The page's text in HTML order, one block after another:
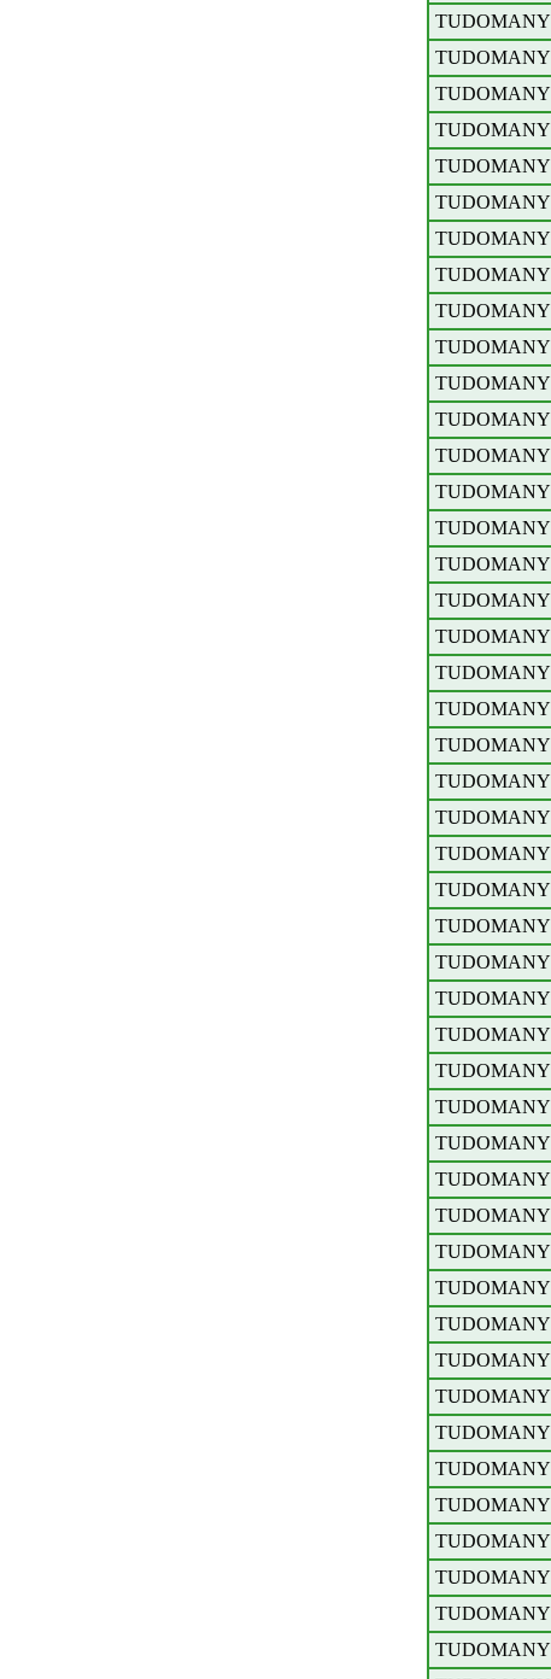
TUDOMANY
TUDOMANY
TUDOMANY
TUDOMANY
TUDOMANY
TUDOMANY
TUDOMANY
TUDOMANY
TUDOMANY
TUDOMANY
TUDOMANY
TUDOMANY
TUDOMANY
TUDOMANY
TUDOMANY
TUDOMANY
TUDOMANY
TUDOMANY
TUDOMANY
TUDOMANY
TUDOMANY
TUDOMANY
TUDOMANY
TUDOMANY
TUDOMANY
TUDOMANY
TUDOMANY
TUDOMANY
TUDOMANY
TUDOMANY
TUDOMANY
TUDOMANY
TUDOMANY
TUDOMANY
TUDOMANY
TUDOMANY
TUDOMANY
TUDOMANY
TUDOMANY
TUDOMANY
TUDOMANY
TUDOMANY
TUDOMANY
TUDOMANY
TUDOMANY
TUDOMANY